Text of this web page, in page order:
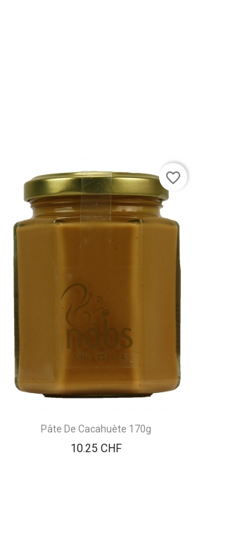
Pâte De Cacahuète 170g
10.25 CHFPrix
favorite_border